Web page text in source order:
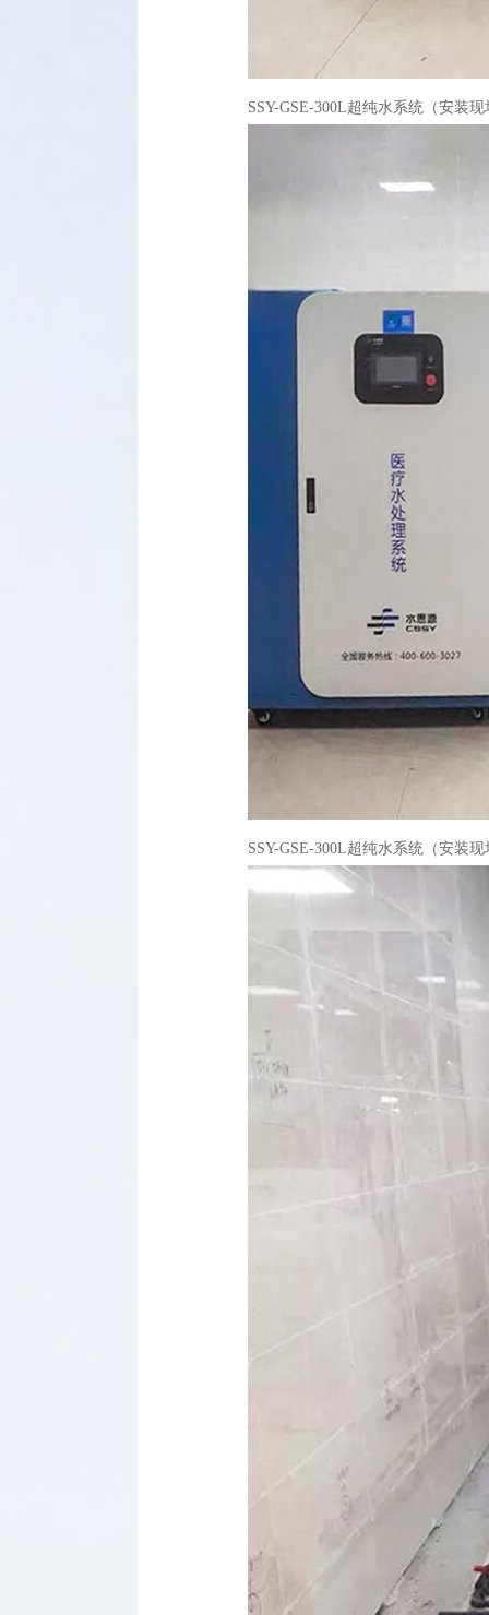
SSY-GSE-300L超纯水系统（安装
SSY-GSE-300L超纯水系统（安装